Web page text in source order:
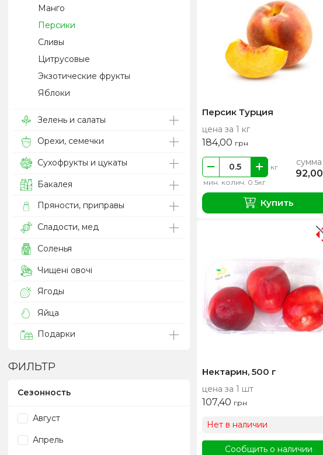
Манго
Персики
Сливы
Цитрусовые
Экзотические фрукты
Яблоки
Зелень и салаты
Орехи, семечки
Сухофрукты и цукаты
Бакалея
Пряности, приправы
Сладости, мед
Соленья
Чищені овочі
Ягоды
Яйца
Подарки
ФИЛЬТР
Сезонность
Август
Апрель
Персик Турция
цена за 1 кг
184,00 грн
мин. колич. 0.5кг
кг сумма
92,00
Купить
Нектарин, 500 г
цена за 1 шт
107,40 грн
Нет в наличии
Сообщить о наличии